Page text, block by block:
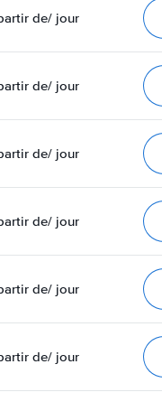
de/ jour
de/ jour
de/ jour
de/ jour
de/ jour
de/ jour